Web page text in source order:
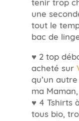
une
tout le
bac de
♥ 2 top
acheté sur
qu’un
ma
♥ 4 Tshirts
tous bio,